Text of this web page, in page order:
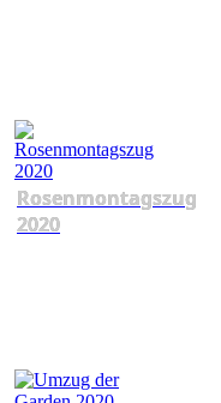
Rosenmontagszug
2020